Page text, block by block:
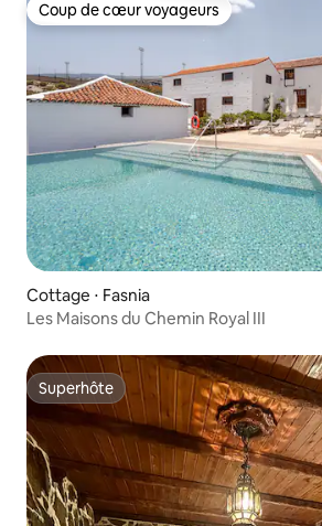
Coup de cœur voyageurs
Coup de cœur voyageurs
Cottage ⋅ Fasnia
Les Maisons du Chemin Royal III
Superhôte
Superhôte